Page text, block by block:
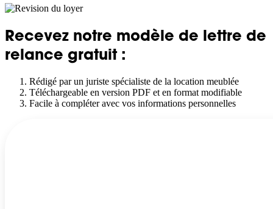
Recevez notre modèle de lettre de
relance gratuit :
Rédigé par un juriste spécialiste de la location meublée
Téléchargeable en version PDF et en format modifiable
Facile à compléter avec vos informations personnelles